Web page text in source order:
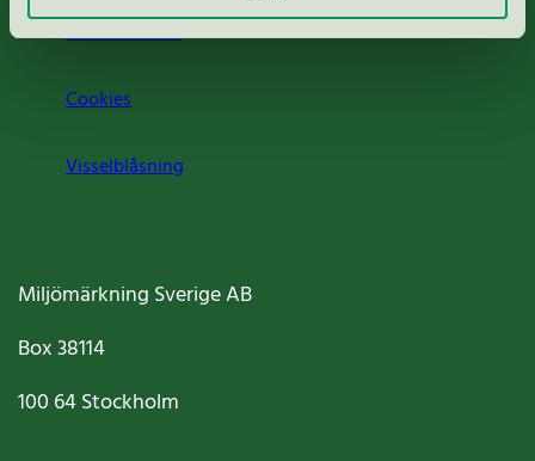
Jobba hos oss
Cookies
Visselblåsning
Miljömärkning Sverige AB
Box38114
100 64Stockholm